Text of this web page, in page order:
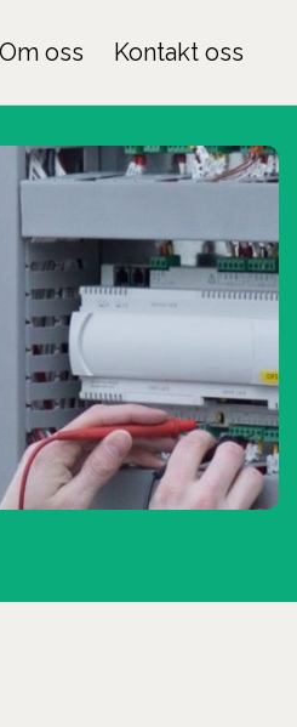
Om oss Kontakt oss